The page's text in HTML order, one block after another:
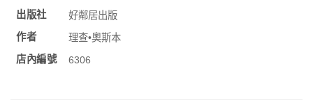
出版社
好鄰居出版
作者
理查•奧斯本
店內編號
6306